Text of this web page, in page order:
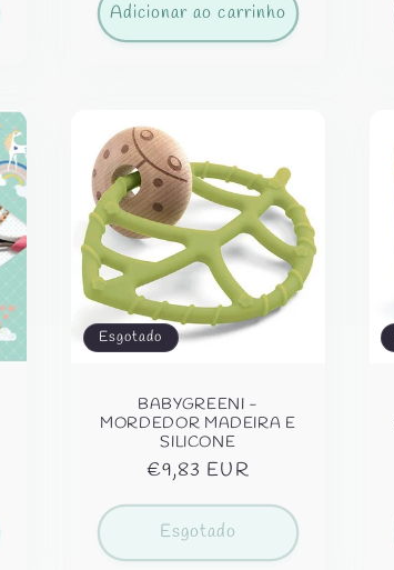
Adicionar ao carrinho
Esgotado
BABYGREENI -
MORDEDOR MADEIRA E
SILICONE
Preço
€9,83 EUR
Esgotado